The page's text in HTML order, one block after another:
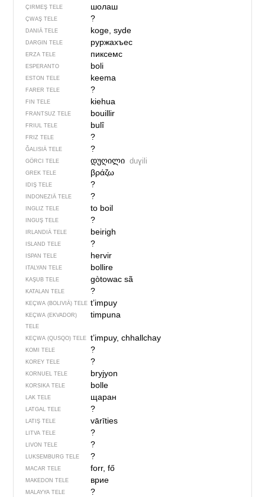
ÇIRMEŞ TELE шолаш
ÇWAŞ TELE ?
DANIÄ TELE koge, syde
DARGIN TELE руржахъес
ERZA TELE пиксемс
ESPERANTO boli
ESTON TELE keema
FARER TELE ?
FIN TELE kiehua
FRANTSUZ TELE bouillir
FRIUL TELE bulî
FRIZ TELE ?
ĞALISIÄ TELE ?
GÖRCI TELE დუ­ღი­ლი du­ɣi­li
GREK TELE βράζω
IDIŞ TELE ?
INDONEZIÄ TELE ?
INGLIZ TELE to boil
INGUŞ TELE ?
IRLANDIÄ TELE beirigh
ISLAND TELE ?
ISPAN TELE hervir
ITALYAN TELE bollire
KAŞUB TELE gòtowac sã
KATALAN TELE ?
KEÇWA (BOLIVIÄ) TELE t’impuy
KEÇWA (EKVADOR)
TELE
timpuna
KEÇWA (QUSQO) TELE t’impuy, chhallchay
KOMI TELE ?
KOREY TELE ?
KORNUEL TELE bryjyon
KORSIKA TELE bolle
LAK TELE щаран
LATGAL TELE ?
LATIŞ TELE vārīties
LITVA TELE ?
LIVON TELE ?
LUKSEMBURG TELE ?
MACAR TELE forr, fő
MAKEDON TELE врие
MALAYYA TELE ?